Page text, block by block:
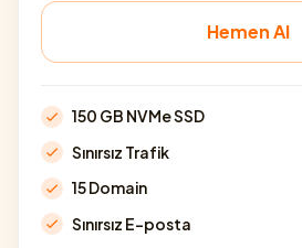
Hemen Al
150 GB NVMe SSD
Sınırsız Trafik
15 Domain
Sınırsız E-posta